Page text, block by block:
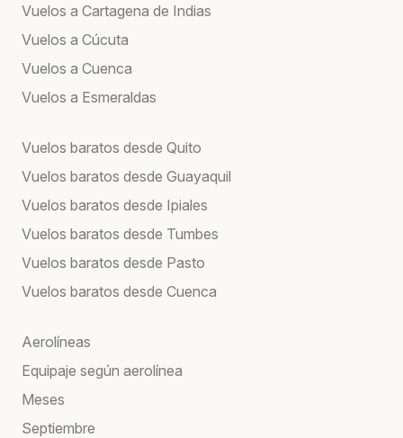
Vuelos a Cartagena de Indias
Vuelos a Cúcuta
Vuelos a Cuenca
Vuelos a Esmeraldas
Vuelos baratos desde Quito
Vuelos baratos desde Guayaquil
Vuelos baratos desde Ipiales
Vuelos baratos desde Tumbes
Vuelos baratos desde Pasto
Vuelos baratos desde Cuenca
Aerolíneas
Equipaje según aerolínea
Meses
Septiembre